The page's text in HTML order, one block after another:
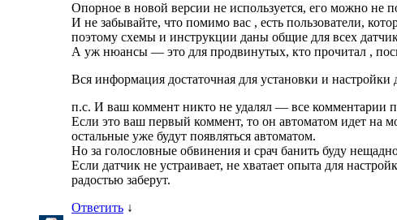
Опорное в новой версии не используется, его можно не
И не забывайте, что помимо вас , есть пользователи,
поэтому схемы и инструкции даны общие для всех
А уж нюансы — это для продвинутых, кто прочитал ,
Вся информация достаточная для установки и
п.с. И ваш коммент никто не удалял — все комментарии
Если это ваш первый коммент, то он автоматом идет на
остальные уже будут появляться автоматом.
Но за голословные обвинения и срач банить буду
Если датчик не устраивает, не хватает опыта для
радостью заберут.
Ответить ↓